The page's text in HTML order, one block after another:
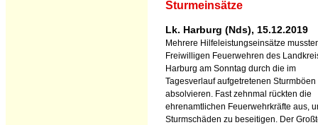
Sturmeinsätze
Lk. Harburg (Nds), 15.12.2019
Mehrere Hilfeleistungseinsätze
Freiwilligen Feuerwehren des
Harburg am Sonntag durch die im
Tagesverlauf aufgetretenen Sturmböen
absolvieren. Fast zehnmal rückten die
ehrenamtlichen Feuerwehrkräfte aus,
Sturmschäden zu beseitigen. Der